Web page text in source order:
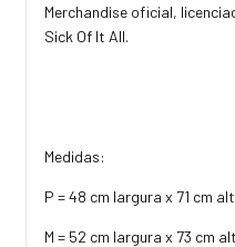
Merchandise oficial,
Sick Of It All.
Medidas:
P = 48 cm largura x 71 cm
M = 52 cm largura x 73 cm